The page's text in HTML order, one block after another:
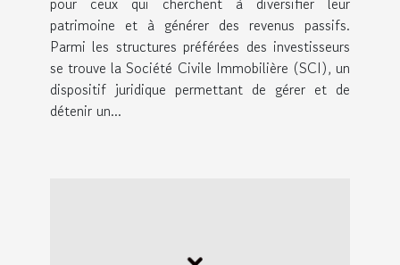
patrimoine et à générer des revenus passifs.
Parmi les structures préférées des investisseurs
se trouve la Société Civile Immobilière (SCI), un
dispositif juridique permettant de gérer et de
détenir un...